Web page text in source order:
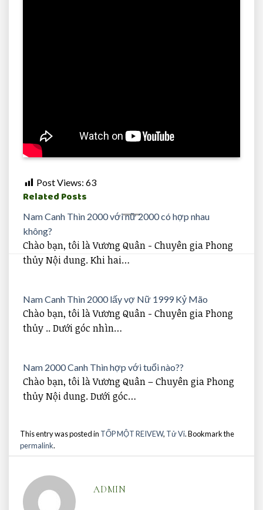
Post Views: 63
Related Posts
Nam Canh Thìn 2000 với nữ 2000 có hợp nhau
không?
Chào bạn, tôi là Vương Quân - Chuyên gia Phong
thủy Nội dung. Khi hai…
Nam Canh Thìn 2000 lấy vợ Nữ 1999 Kỷ Mão
Chào bạn, tôi là Vương Quân - Chuyên gia Phong
thủy .. Dưới góc nhìn…
Nam 2000 Canh Thìn hợp với tuổi nào??
Chào bạn, tôi là Vương Quân – Chuyên gia Phong
thủy Nội dung. Dưới góc…
This entry was posted in TỐP MỘT REIVEW, Tử Vi. Bookmark the
permalink.
ADMIN